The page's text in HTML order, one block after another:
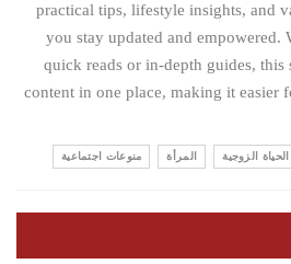
practical tips, lifestyle insights, and
you stay updated and empowered.
quick reads or in-depth guides, this
content in one place, making it easier
الحياة الزوجية المرأة منوعات اجتماعية